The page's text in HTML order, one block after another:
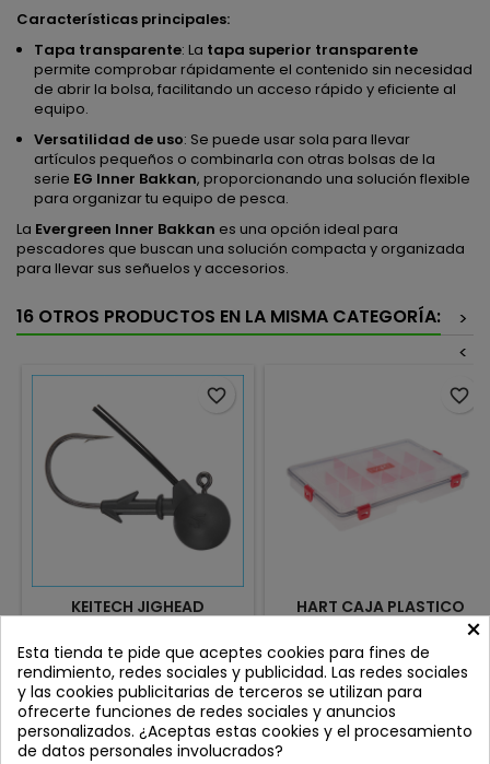
Características principales:
Tapa transparente: La tapa superior transparente
permite comprobar rápidamente el contenido sin necesidad
de abrir la bolsa, facilitando un acceso rápido y eficiente al
equipo.
Versatilidad de uso: Se puede usar sola para llevar
artículos pequeños o combinarla con otras bolsas de la
serie EG Inner Bakkan, proporcionando una solución flexible
para organizar tu equipo de pesca.
La Evergreen Inner Bakkan es una opción ideal para
pescadores que buscan una solución compacta y organizada
para llevar sus señuelos y accesorios.
16 OTROS PRODUCTOS EN LA MISMA CATEGORÍA:
>
<
KEITECH JIGHEAD
TUNGSTEN FOOTBALL JIG
Review(s):0
El Keitech Super Football Jig
Head redefine el concepto
de jig de fondo con
una cabeza compacta en
forma de balón de fútbol,
Precio
9,90 €
 Añadir al carrito
favorite_border
HART CAJA PLASTICO
ESTANCA 6300A
Review(s):
La Hart 6300A es una caja de
plástico de alta calidad
diseñada específicamente
para organizar y proteger tus
Precio
11,95 €
favorite_border
×
Esta tienda te pide que aceptes cookies para fines de
rendimiento, redes sociales y publicidad. Las redes sociales
y las cookies publicitarias de terceros se utilizan para
ofrecerte funciones de redes sociales y anuncios
personalizados. ¿Aceptas estas cookies y el procesamiento
de datos personales involucrados?